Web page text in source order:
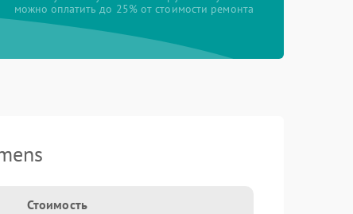
можно оплатить до 25% от стоимости ремонта
Стоимость